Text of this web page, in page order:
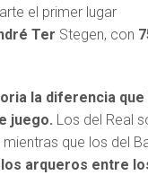
el primer lugar
Ter Stegen, con
la diferencia que
juego. Los del Real
que los del
arqueros entre